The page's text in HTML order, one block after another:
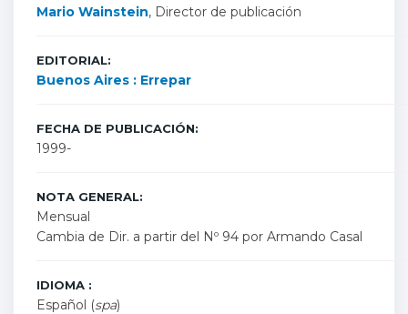
Mario Wainstein, Director de publicación
EDITORIAL:
Buenos Aires : Errepar
FECHA DE PUBLICACIÓN:
1999-
NOTA GENERAL:
Mensual
Cambia de Dir. a partir del Nº 94 por Armando Casal
IDIOMA :
Español (spa)